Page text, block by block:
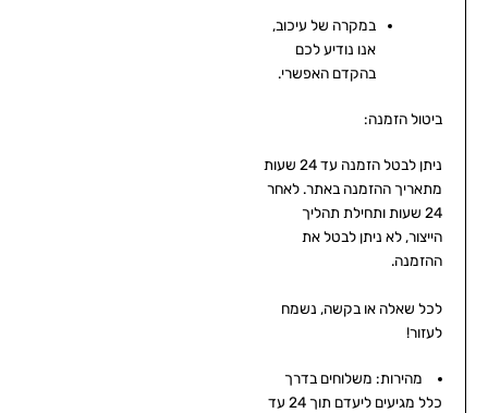
במקרה של עיכוב,
אנו נודיע לכם
בהקדם האפשרי.
ביטול הזמנה:
ניתן לבטל הזמנה עד 24 שעות
מתאריך ההזמנה באתר. לאחר
24 שעות ותחילת תהליך
הייצור, לא ניתן לבטל את
ההזמנה.
לכל שאלה או בקשה, נשמח
לעזור!
מהירות: משלוחים בדרך
כלל מגיעים ליעדם תוך 24 עד